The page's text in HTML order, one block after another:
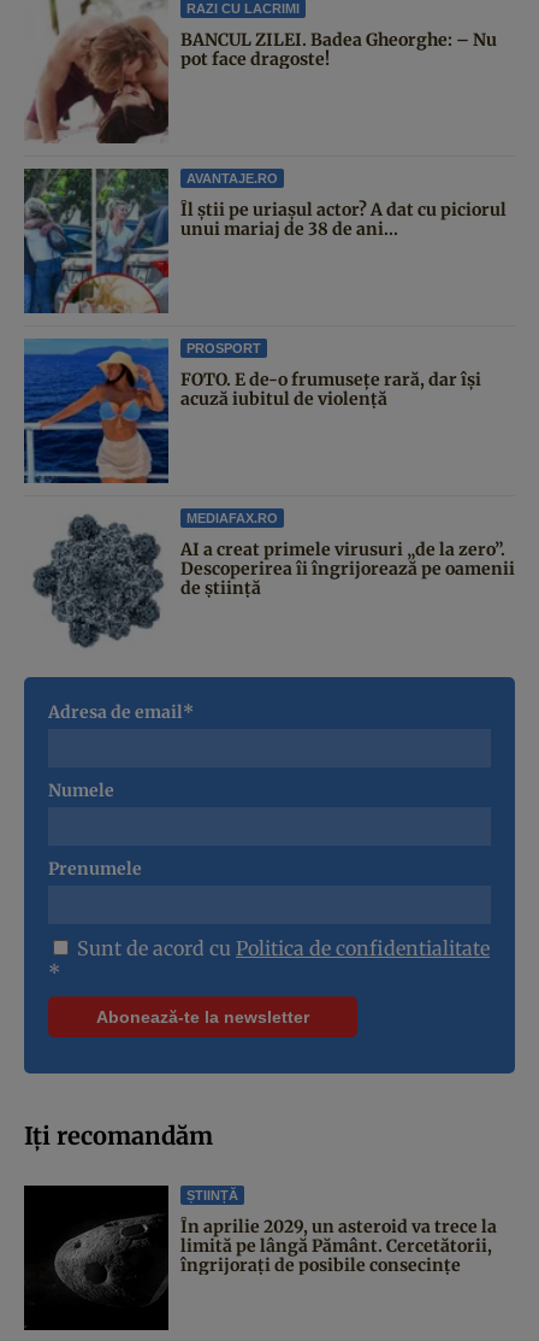
RAZI CU LACRIMI
BANCUL ZILEI. Badea Gheorghe: – Nu
pot face dragoste!
AVANTAJE.RO
Îl știi pe uriașul actor? A dat cu piciorul
unui mariaj de 38 de ani...
PROSPORT
FOTO. E de-o frumusețe rară, dar își
acuză iubitul de violență
MEDIAFAX.RO
AI a creat primele virusuri „de la zero”.
Descoperirea îi îngrijorează pe oamenii
de știință
Adresa de email*
Numele
Prenumele
Sunt de acord cu Politica de confidentialitate
*
Iți recomandăm
ȘTIINȚĂ
În aprilie 2029, un asteroid va trece la
limită pe lângă Pământ. Cercetătorii,
îngrijorați de posibile consecințe